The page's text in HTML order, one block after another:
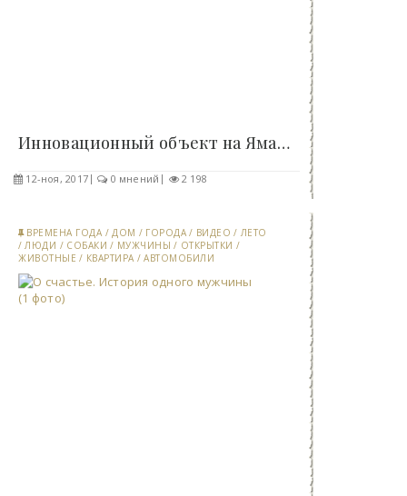
Инновационный объект на Ямале - унитаз за восемь..
12-ноя, 2017 0 мнений 2 198
ВРЕМЕНА ГОДА /ДОМ / ГОРОДА / ВИДЕО / ЛЕТО
/ЛЮДИ / СОБАКИ / МУЖЧИНЫ / ОТКРЫТКИ /
ЖИВОТНЫЕ / КВАРТИРА /АВТОМОБИЛИ